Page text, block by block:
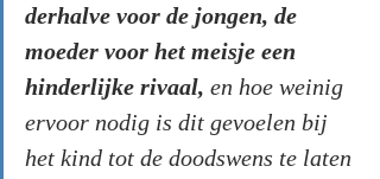
derhalve voor de jongen, de
moeder voor het meisje een
hinderlijke rivaal, en hoe weinig
ervoor nodig is dit gevoelen bij
het kind tot de doodswens te laten